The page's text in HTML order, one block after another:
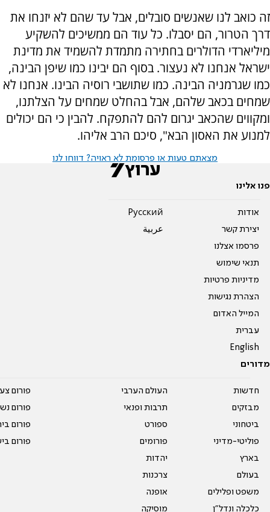
זה כואב לנו שאנשים סובלים, אבל עד שהם לא יזנחו את
דרך הטרור, הם יסבלו. כל עוד הם ממשיכים להשקיע
מיליארדי הדולרים בחתירה מתמדת להשמיד את מדינת
ישראל אנחנו לא נעצור. בסוף הם יבינו כמו שיפן הבינה,
כמו שגרמניה הבינה. כמו שתושבי רוסיה הבינו. אנחנו לא
שמחים בכאב שלהם, אבל בהחלט שמחים על הצלתנו,
ומקווים שהכאב יגרום להם להתפקח. להבין כי הם יכולים
למנוע את האסון הבא", סיכם הרב אליהו.
מצאתם טעות או פרסומת לא ראויה? דווחו לנו
פנו אלינו
אודות
יצירת קשר
פרסמו אצלנו
תנאי שימוש
מדיניות פרטיות
הצהרת נגישות
המייל האדום
עברית
English
Pусский
عربية
מדורים
חדשות
מבזקים
ביטחוני
פוליטי-מדיני
בארץ
בעולם
משפט ופלילים
כלכלה ונדל"ן
העולם הערבי
תרבות ופנאי
ספורט
פורומים
יהדות
צרכנות
אופנה
מוסיקה
פורום
פורום
פורום
פורום